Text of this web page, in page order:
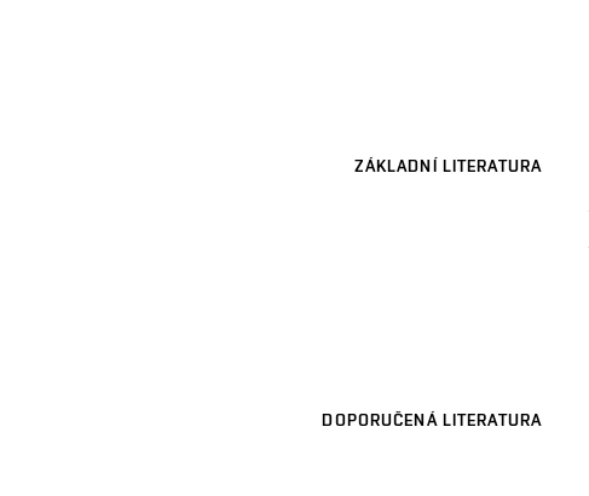
ZÁKLADNÍ LITERATURA
DOPORUČENÁ LITERATURA